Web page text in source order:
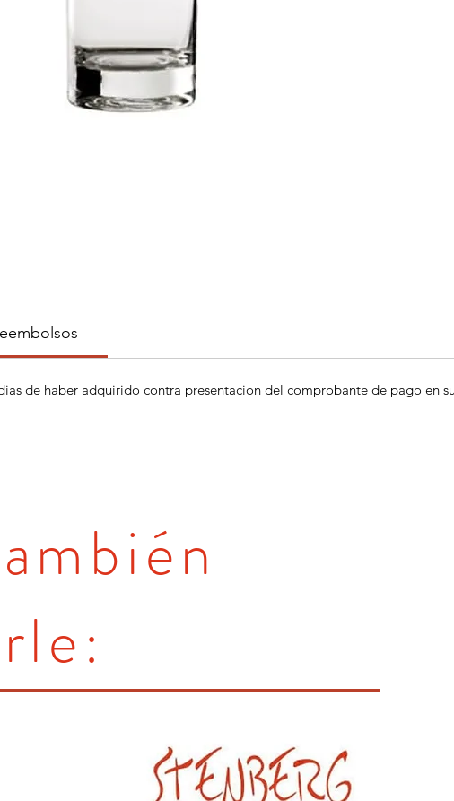
de haber adquirido contra presentacion del comprobante de pago en